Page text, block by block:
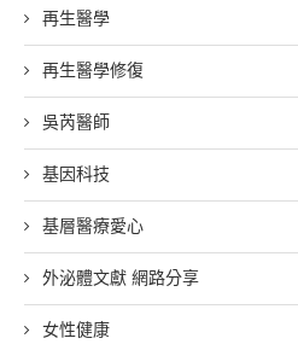
再生醫學
再生醫學修復
吳芮醫師
基因科技
基層醫療愛心
外泌體文獻 網路分享
女性健康